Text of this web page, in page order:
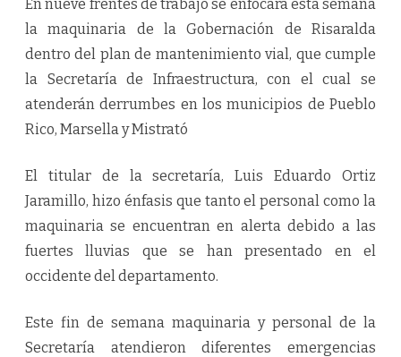
Ennueve frentes de trabajo se enfocará esta semana
la maquinaria de la Gobernación de Risaralda
dentro del plan de mantenimiento vial, que cumple
la Secretaría de Infraestructura, con el cual se
atenderán derrumbes en los municipios de Pueblo
Rico, Marsella y Mistrató
El titular de la secretaría, Luis Eduardo Ortiz
Jaramillo, hizo énfasis que tanto el personal como la
maquinaria se encuentran en alerta debido a las
fuertes lluvias que se han presentado en el
occidente del departamento.
Este fin de semana maquinaria y personal de la
Secretaría atendieron diferentes emergencias